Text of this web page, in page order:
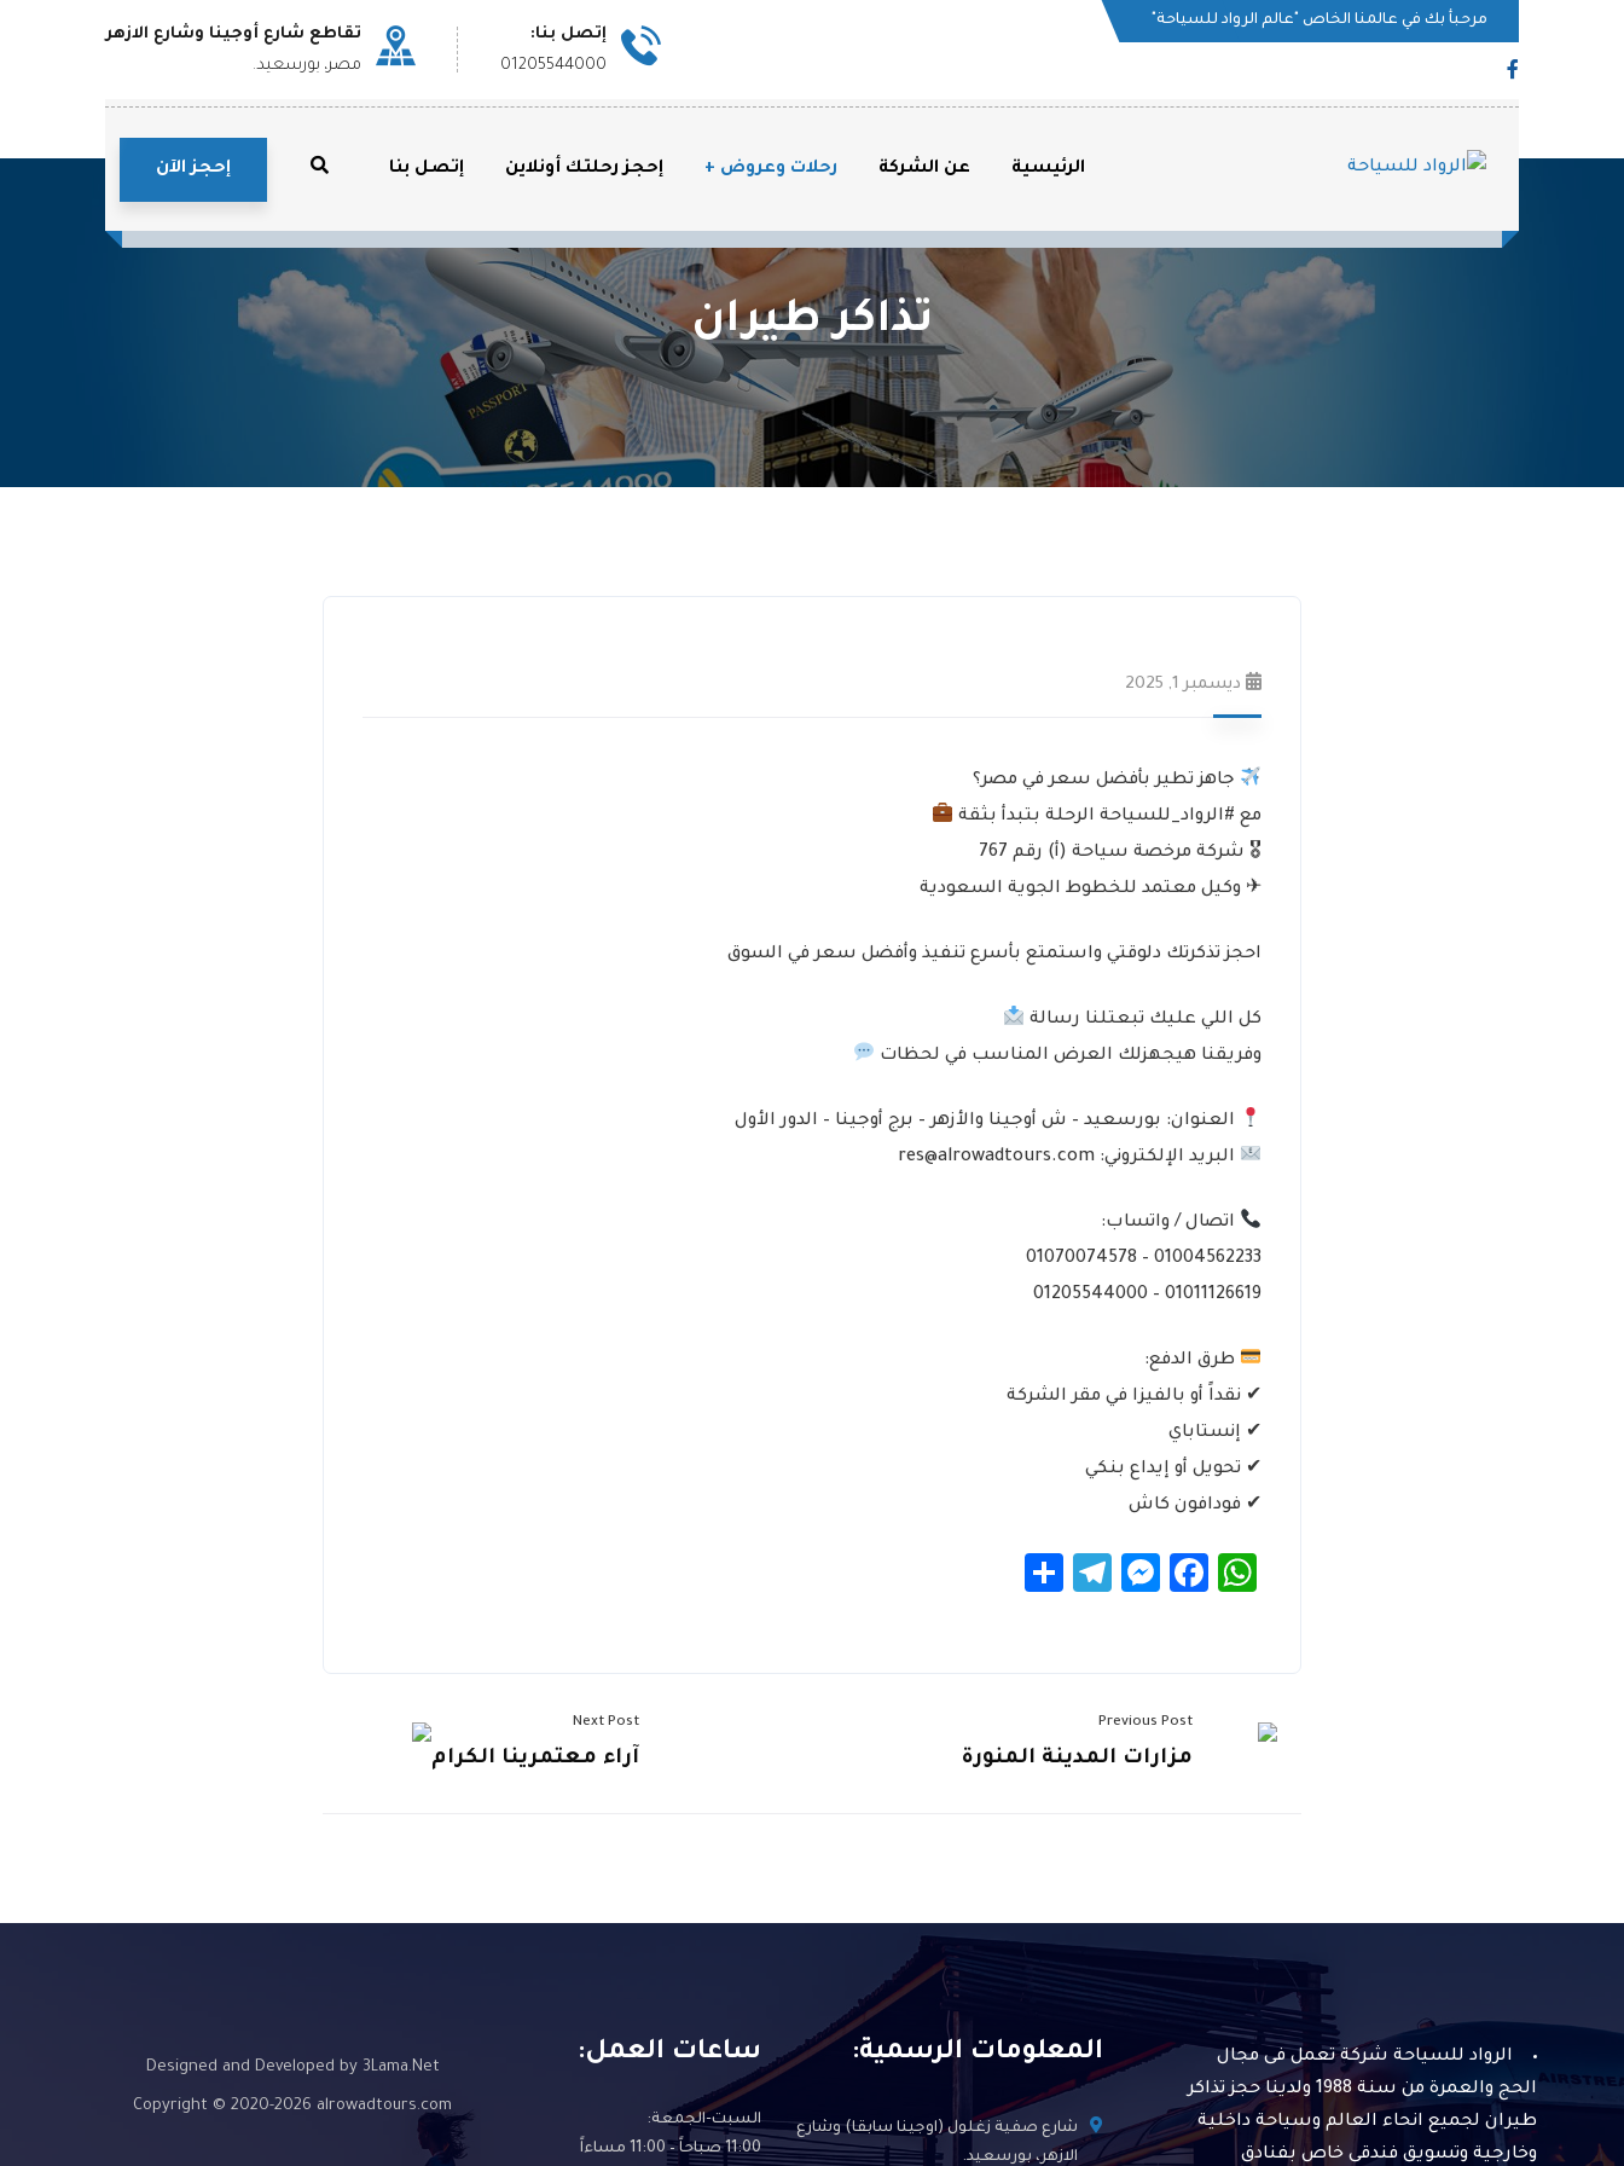
مرحبأ بك في عالمنا الخاص "عالم الرواد للسياحة"
إتصل بنا:
01205544000
تقاطع شارع أوجينا وشارع الازهر
مصر، بورسعيد.
الرئيسية عن الشركة رحلات وعروض إحجز رحلتك أونلاين إتصل بنا إحجز الآن
تذاكر طيران
ديسمبر 1, 2025
جاهز تطير بأفضل سعر في مصر؟
مع #الرواد_للسياحة الرحلة بتبدأ بثقة
🎖 شركة مرخصة سياحة (أ) رقم 767
✈ وكيل معتمد للخطوط الجوية السعودية
احجز تذكرتك دلوقتي واستمتع بأسرع تنفيذ وأفضل سعر في السوق
كل اللي عليك تبعتلنا رسالة
وفريقنا هيجهزلك العرض المناسب في لحظات
العنوان: بورسعيد – ش أوجينا والأزهر – برج أوجينا – الدور الأول
البريد الإلكتروني: res@alrowadtours.com
اتصال / واتساب:
01004562233 – 01070074578
01011126619 – 01205544000
طرق الدفع:
✔ نقداً أو بالفيزا في مقر الشركة
✔ إنستاباي
✔ تحويل أو إيداع بنكي
✔ فودافون كاش
WhatsApp
Facebook
Messenger
Telegram
Previous Post
مزارات المدينة المنورة
Next Post
آراء معتمرينا الكرام
الرواد للسياحة شركة تعمل فى مجال
الحج والعمرة من سنة 1988 ولدينا حجز تذاكر
طيران لجميع انحاء العالم وسياحة داخلية
وخارجية وتسويق فندقى خاص بفنادق
المعلومات الرسمية:
شارع صفية زغلول (اوجينا سابقا) وشارع
الازهر، بورسعيد.
ساعات العمل:
السبت-الجمعة:
11:00 صباحاً – 11:00 مساءاً
Designed and Developed by 3Lama.Net
Copyright © 2020-2026 alrowadtours.com